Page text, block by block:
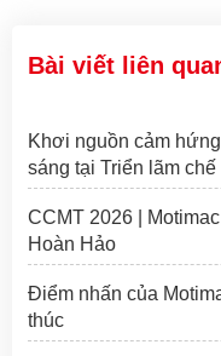
Bài viết liên
Khơi nguồn cảm
sáng tại Triển lãm
CCMT 2026 |
Hoàn Hảo
Điểm nhấn của
thúc